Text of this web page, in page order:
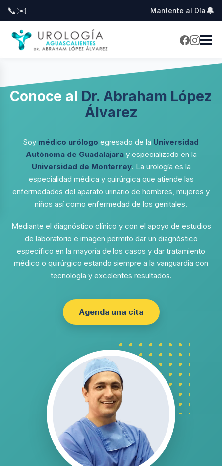
📞✉️ Mantente al Día🔔
Conoce al Dr. Abraham López
Álvarez
Soy médico urólogo egresado de la Universidad
Autónoma de Guadalajaray especializado en la
Universidad de Monterrey. La urología es la
especialidad médica y quirúrgica que atiende las
enfermedades del aparato urinario de hombres, mujeres y
niños así como enfermedad de los genitales.
Mediante el diagnóstico clínico y con el apoyo de estudios
de laboratorio e imagen permito dar un diagnóstico
específico en la mayoría de los casos y dar tratamiento
médico o quirúrgico estando siempre a la vanguardia con
tecnología y excelentes resultados.
Agenda una cita